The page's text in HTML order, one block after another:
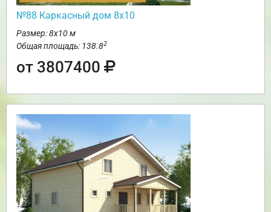
№88 Каркасный дом 8х10
Размер: 8х10 м
Общая площадь: 138.82
от 3807400